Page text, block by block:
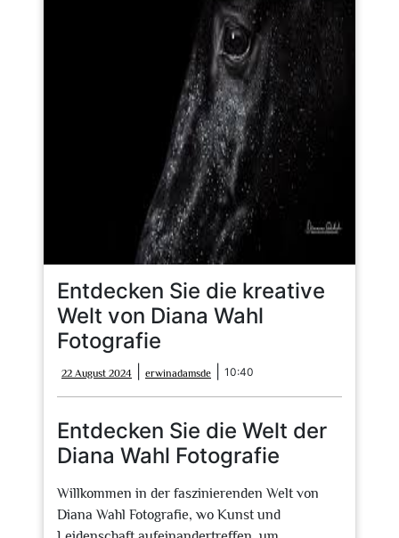
Entdecken Sie die kreative
Welt von Diana Wahl
Fotografie
22 August 2024
August
2024
erwinadamsde erwinadamsde
10:40
Entdecken Sie die Welt der
Diana Wahl Fotografie
Willkommen in der faszinierenden Welt von
Diana Wahl Fotografie, wo Kunst und